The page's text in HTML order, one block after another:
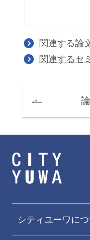
関連する論
関連するセ
シティユーワに